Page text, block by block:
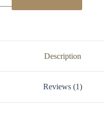
Description
Reviews (1)